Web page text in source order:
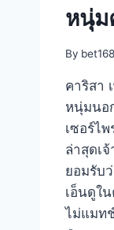
หนุ่ม
By
คาริสา
หนุ่มนอ
เซอร์ไ
ล่าสุดเ
ยอมรับ
เอ็นดูใ
ไม่แมท